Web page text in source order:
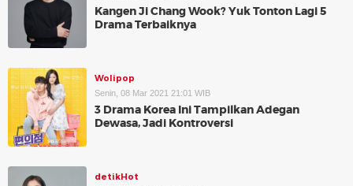
Kangen Ji Chang Wook? Yuk Tonton Lagi 5
Drama Terbaiknya
Wolipop
Senin, 08 Mar 2021 21:01 WIB
3 Drama Korea Ini Tampilkan Adegan
Dewasa, Jadi Kontroversi
detikHot